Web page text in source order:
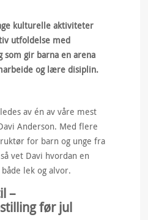
kulturelle aktiviteter
utfoldelse med
gir barna en arena
og lære disiplin.
av én av våre mest
Anderson. Med flere
for barn og unge fra
vet Davi hvordan en
lek og alvor.
–
før jul